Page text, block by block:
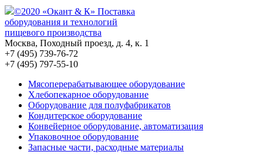
©2020 «Окант & К» Поставка
оборудования и технологий
пищевого производства
Москва, Походный проезд, д. 4, к. 1
+7 (495) 739-76-72
+7 (495) 797-55-10
Мясоперерабатывающее оборудование
Хлебопекарное оборудование
Оборудование для полуфабрикатов
Кондитерское оборудование
Конвейерное оборудование, автоматизация
Упаковочное оборудование
Запасные части, расходные материалы